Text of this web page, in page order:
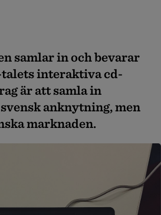
samlar in och bevarar
interaktiva cd-
är att samla in
anknytning, men
marknaden.